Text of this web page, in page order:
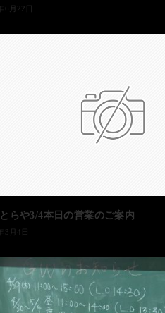
6月22日
らや3/4本日の営業のご案内
3月4日